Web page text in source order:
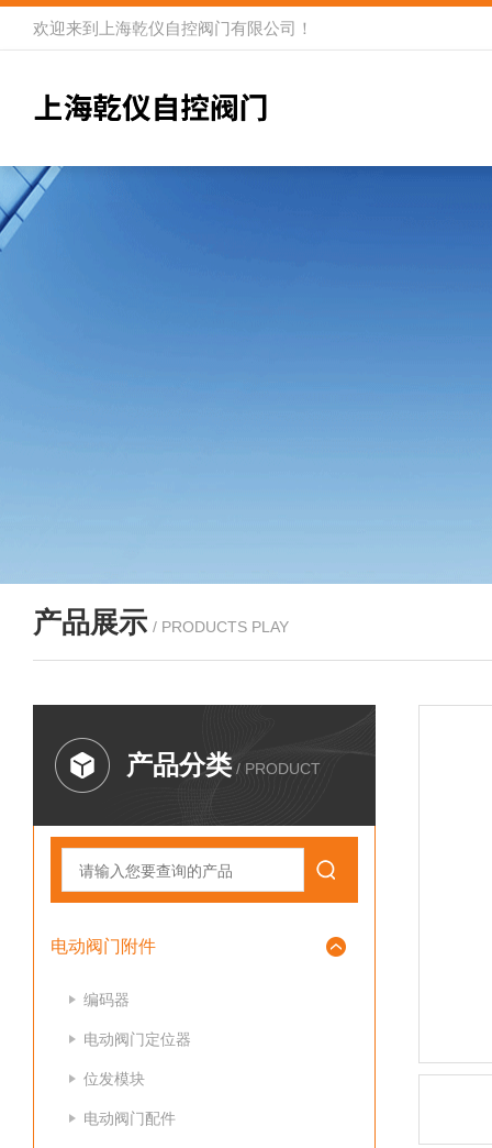
欢迎来到 上海乾仪自控阀门有限公司 ！
产品展示 / PRODUCTS PLAY
产品分类 / PRODUCT
电动阀门附件
编码器
电动阀门定位器
位发模块
电动阀门配件